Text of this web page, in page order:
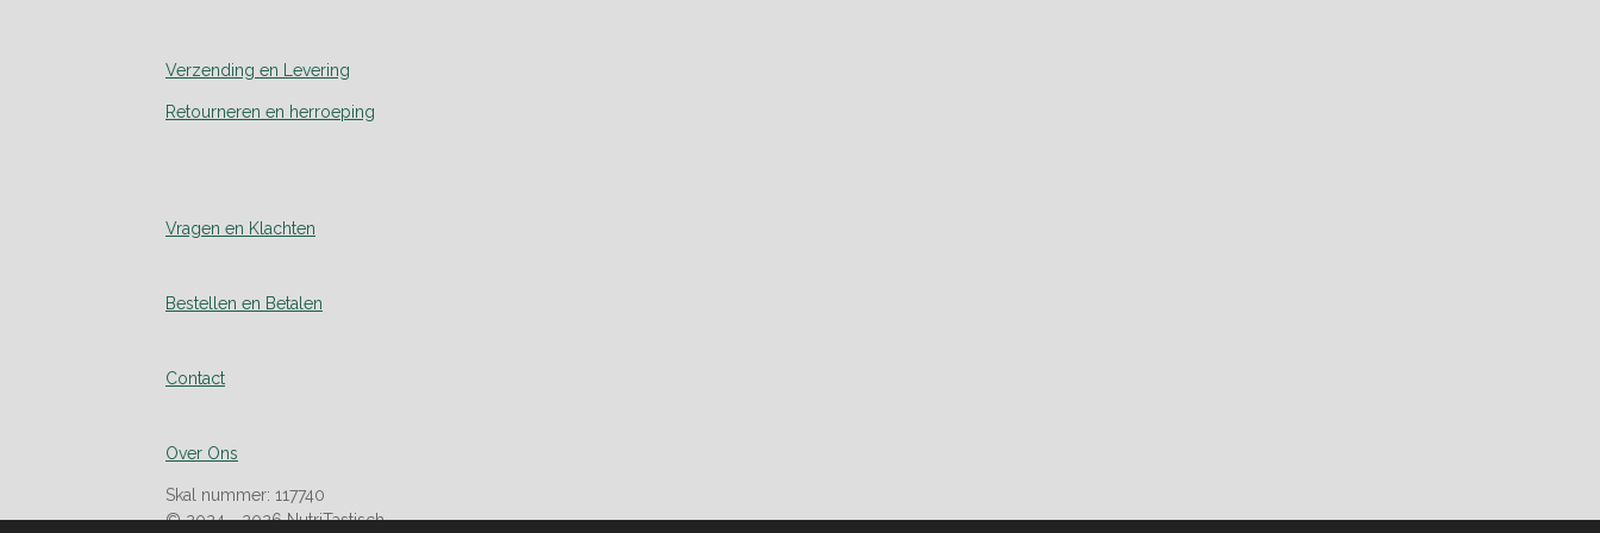
Verzending en Levering
Retourneren en herroeping
Vragen en Klachten
Bestellen en Betalen
Contact
Over Ons
Skal nummer: 117740
© 2024 - 2026 NutriTastisch